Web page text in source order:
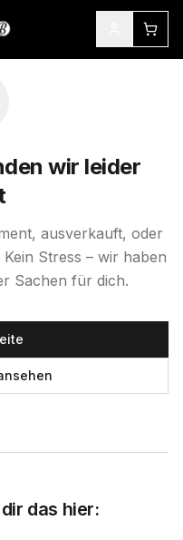
wir leider
ausverkauft, oder
Stress – wir haben
Sachen für dich.
das hier: